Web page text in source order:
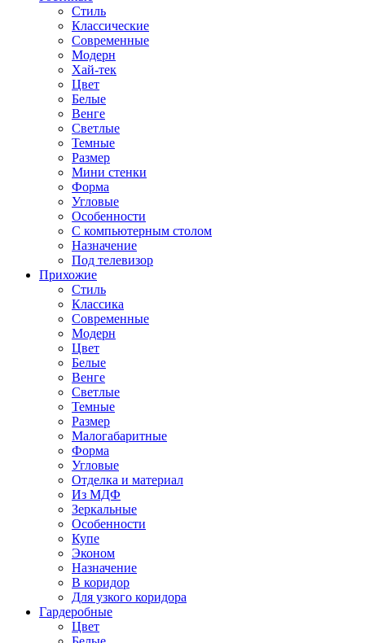
Стиль
Классические
Современные
Модерн
Хай-тек
Цвет
Белые
Венге
Светлые
Темные
Размер
Мини стенки
Форма
Угловые
Особенности
С компьютерным столом
Назначение
Под телевизор
Прихожие
Стиль
Классика
Современные
Модерн
Цвет
Белые
Венге
Светлые
Темные
Размер
Малогабаритные
Форма
Угловые
Отделка и материал
Из МДФ
Зеркальные
Особенности
Купе
Эконом
Назначение
В коридор
Для узкого коридора
Гардеробные
Цвет